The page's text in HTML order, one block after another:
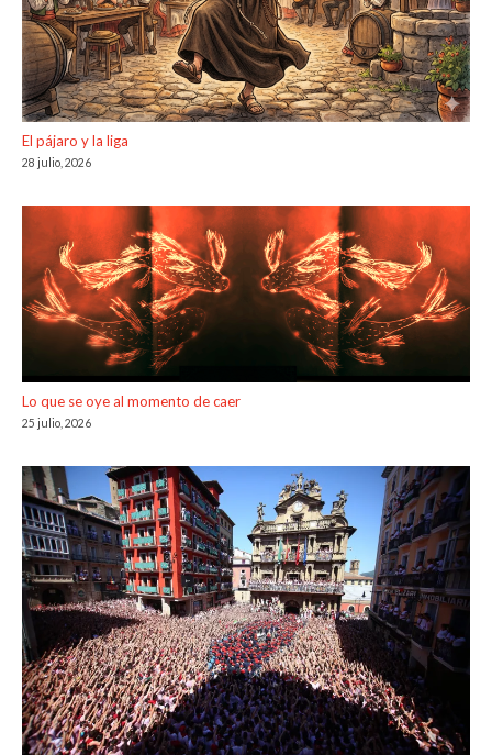
El pájaro y la liga
28 julio, 2026
Lo que se oye al momento de caer
25 julio, 2026